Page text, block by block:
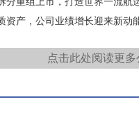
资产，公司业绩增长迎来新动
点击此处阅读更多